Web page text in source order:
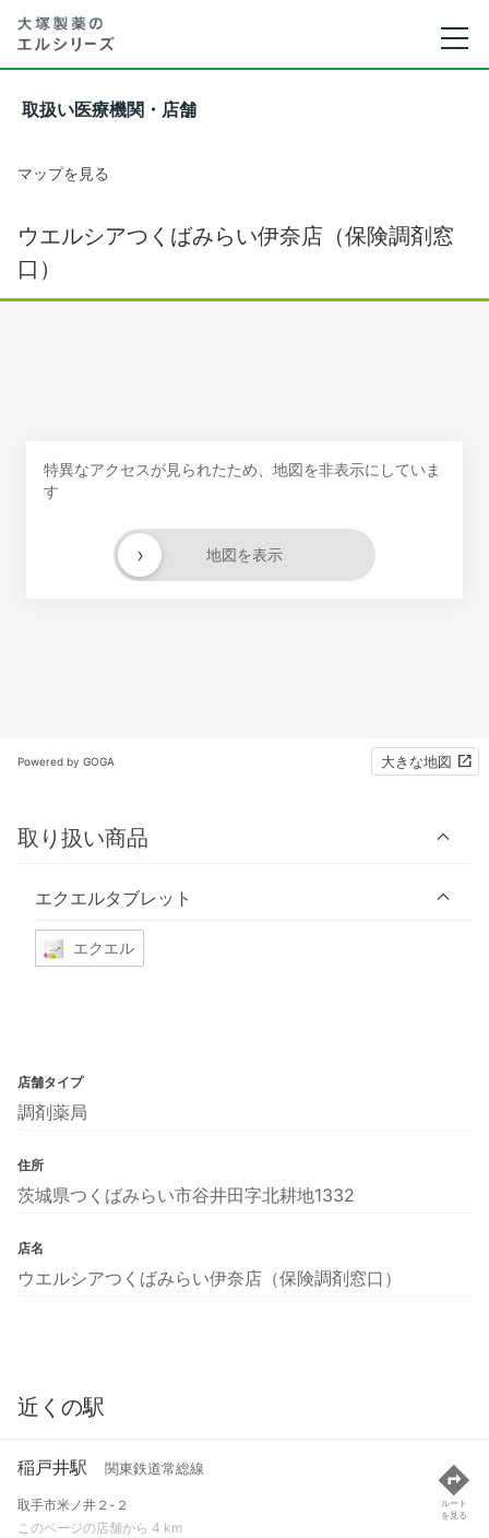
取扱い医療機関・店舗
マップを見る
ウエルシアつくばみらい伊奈店（保険調剤窓
口）
特異なアクセスが見られたため、地図を非表示にしていま
す
地図を表示
›
Powered by GOGA 大きな地図
取り扱い商品
エクエルタブレット
エクエル
店舗タイプ
調剤薬局
住所
茨城県つくばみらい市谷井田字北耕地1332
店名
ウエルシアつくばみらい伊奈店（保険調剤窓口）
近くの駅
稲戸井駅 関東鉄道常総線
取手市米ノ井２-２
このページの店舗から 4 km
ルート
を見る